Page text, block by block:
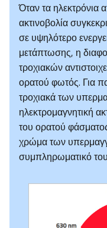
Όταν τα ηλεκτρόνια
ακτινοβολία
σε υψηλότερο
μετάπτωσης, η
τροχιακών
ορατού φωτός. Για
τροχιακά των
ηλεκτρομαγνητική
του ορατού
χρώμα των
συμπληρωματικό του